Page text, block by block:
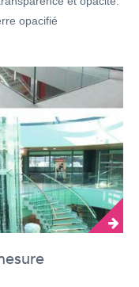
opacifié